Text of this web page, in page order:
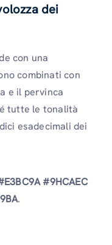
dei
con una
combinati con
e il pervinca
tutte le tonalità
esadecimali dei
#9HCAEC
.